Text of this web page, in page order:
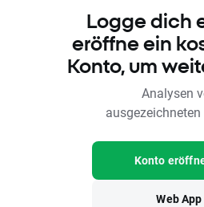
Logge dich
eröffne ein
Konto, um
Analysen
ausgezeichneten
Konto
Web App